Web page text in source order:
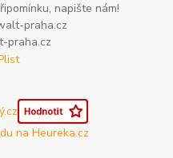
napište nám!
praha.cz
praha.cz